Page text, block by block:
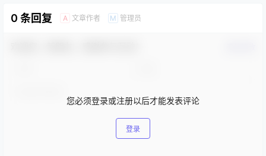
0 条回复 A 文章作者 M 管理员
您必须登录或注册以后才能发表评论
登录